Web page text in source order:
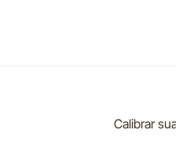
Calibrar